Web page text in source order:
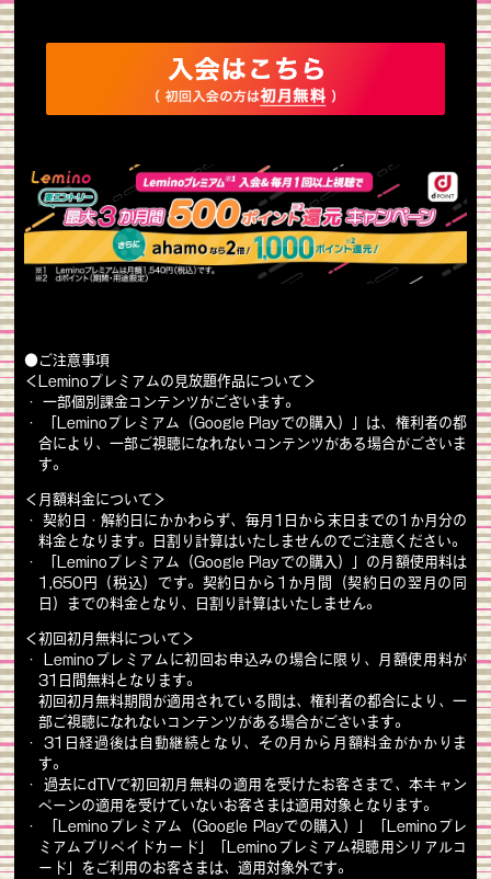
●ご注意事項
＜Leminoプレミアムの見放題作品について＞
・ 一部個別課金コンテンツがございます。
・
「Leminoプレミアム（Google Playでの購入）」 は、権利者の都
合により、一部ご視聴になれないコンテンツがある場合がございま
す。
＜月額料金について＞
・ 契約日・解約日にかかわらず、毎月1日から末日までの1か月分の
料金となります。日割り計算はいたしませんのでご注意ください。
・
「Leminoプレミアム（Google Playでの購入）」 の月額使用料は
1,650円（税込）です。契約日から1か月間（契約日の翌月の同
日）までの料金となり、日割り計算はいたしません。
＜初回初月無料について＞
・ Leminoプレミアムに初回お申込みの場合に限り、月額使用料が
31日間無料となります。
初回初月無料期間が適用されている間は、権利者の都合により、一
部ご視聴になれないコンテンツがある場合がございます。
・ 31日経過後は自動継続となり、その月から月額料金がかかりま
す。
・ 過去にdTVで初回初月無料の適用を受けたお客さまで、本キャン
ペーンの適用を受けていないお客さまは適用対象となります。
・
「Leminoプレミアム（Google Playでの購入）」
「Leminoプレ
ミアムプリペイドカード」「Leminoプレミアム視聴用シリアルコ
ード」をご利用のお客さまは、適用対象外です。